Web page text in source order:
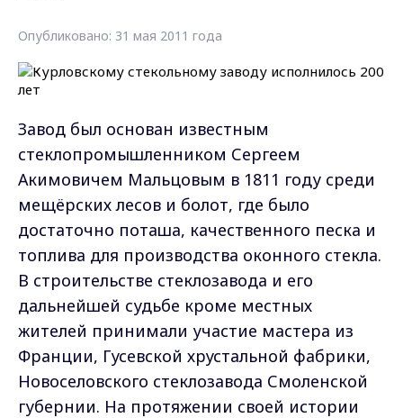
Опубликовано: 31 мая 2011 года
Завод был основан известным
стеклопромышленником Сергеем
Акимовичем Мальцовым в 1811 году среди
мещёрских лесов и болот, где было
достаточно поташа, качественного песка и
топлива для производства оконного стекла.
В строительстве стеклозавода и его
дальнейшей судьбе кроме местных
жителей принимали участие мастера из
Франции, Гусевской хрустальной фабрики,
Новоселовского стеклозавода Смоленской
губернии. На протяжении своей истории